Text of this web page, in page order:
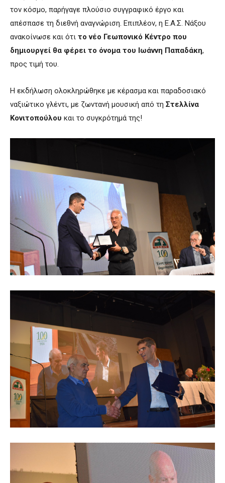
τον κόσμο, παρήγαγε πλούσιο συγγραφικό έργο και
απέσπασε τη διεθνή αναγνώριση. Επιπλέον, η Ε.Α.Σ. Νάξου
ανακοίνωσε και ότι το νέο Γεωπονικό Κέντρο που
δημιουργεί θα φέρει το όνομα του Ιωάννη Παπαδάκη,
προς τιμή του.
Η εκδήλωση ολοκληρώθηκε με κέρασμα και παραδοσιακό
ναξιώτικο γλέντι, με ζωντανή μουσική από τη Στελλίνα
Κονιτοπούλου και το συγκρότημά της!